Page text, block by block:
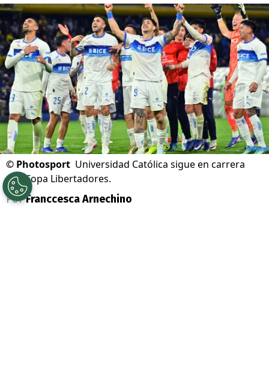
© Photosport Universidad Católica sigue en carrera
por Copa Libertadores.
Por Franccesca Arnechino